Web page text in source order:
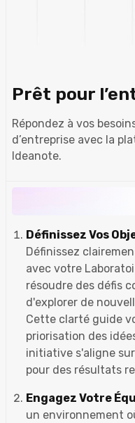
Prêt pour
Répondez à vos
d’entreprise avec la
Ideanote.
Définissez Vos
Définissez
avec votre
résoudre des défis
d'explorer de
Cette clarté guide
priorisation des
initiative s'aligne
pour des résultats
Engagez Votre
un environnement